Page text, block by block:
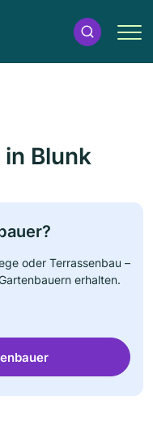
Blunk
oder Terrassenbau –
erhalten.